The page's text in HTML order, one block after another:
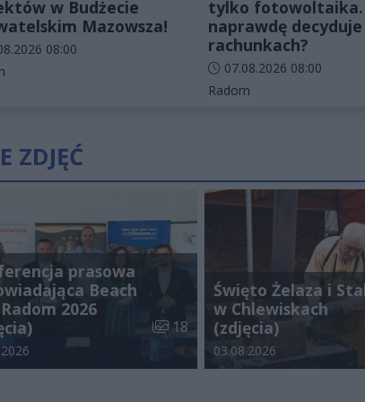
w Budżecie
Mazowsza!
artykułu:
08:00
artykułu:
tylko fotowoltaika.
naprawdę
rachunkach?
Data dodania artykułu:
07.08.2026 08:00
Kategorie artykułu:
Radom
ZDJĘĆ
prasowa
Beach
2026
Liczba zdjęć w galerii:
18
galerii:
Święto Żelaza i
w Chlewiskach
(zdjęcia)
Data dodania galerii:
03.08.2026